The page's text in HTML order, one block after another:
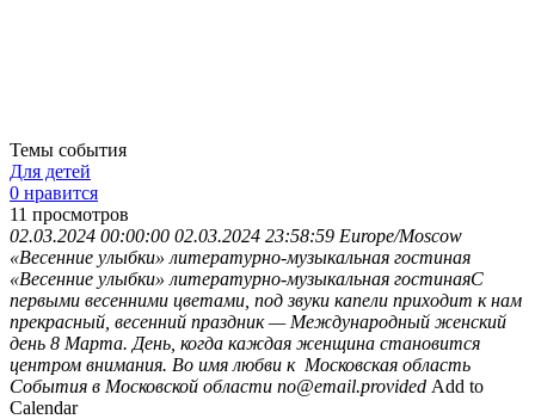
Темы события
Для детей
0 нравится
11 просмотров
02.03.2024 00:00:00 02.03.2024 23:58:59 Europe/Moscow
«Весенние улыбки» литературно-музыкальная гостиная
«Весенние улыбки» литературно-музыкальная гостинаяС
первыми весенними цветами, под звуки капели приходит к нам
прекрасный, весенний праздник — Международный женский
день 8 Марта. День, когда каждая женщина становится
центром внимания. Во имя любви к Московская область
События в Московской области no@email.provided Add to
Calendar